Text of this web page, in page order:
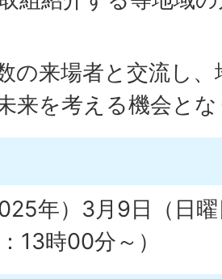
の来場者と交流し
来を考える機会と
年）3月9日（日
13時00分～）